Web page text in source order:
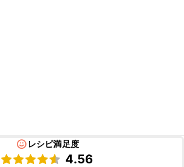
レシピ満足度
4.56